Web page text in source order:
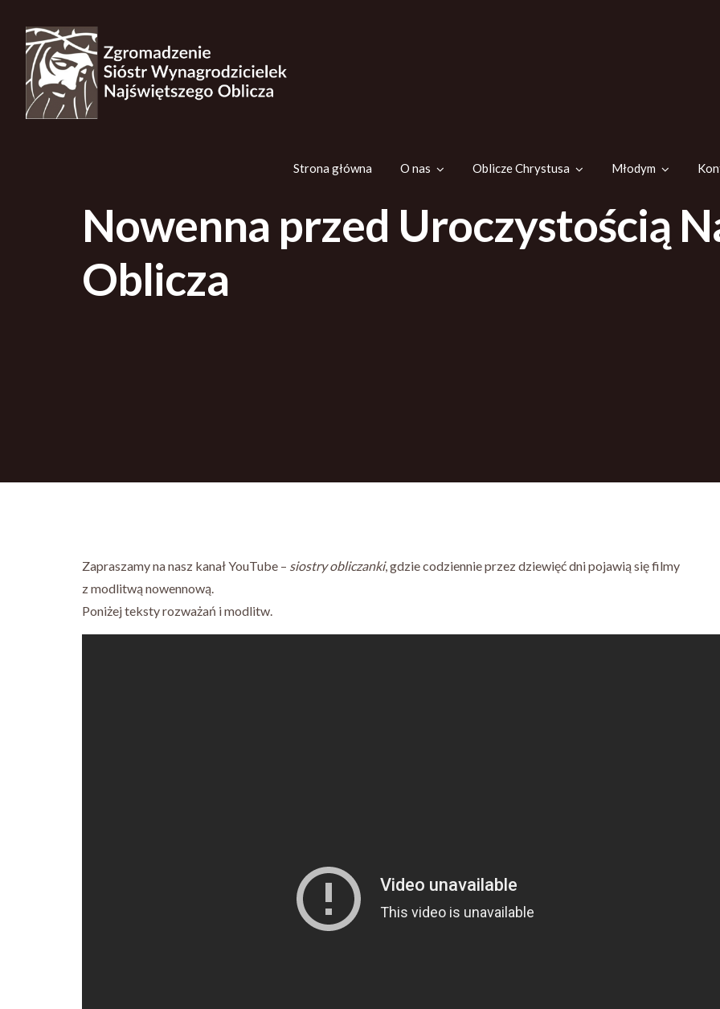
Strona główna O nas Oblicze Chrystusa Młodym
Nowenna przed Uroczystością
Oblicza
Zapraszamy na nasz kanał YouTube – siostry obliczanki, gdzie codziennie przez dziewięć dni pojawią się filmy
z modlitwą nowennową.
Poniżej teksty rozważań i modlitw.